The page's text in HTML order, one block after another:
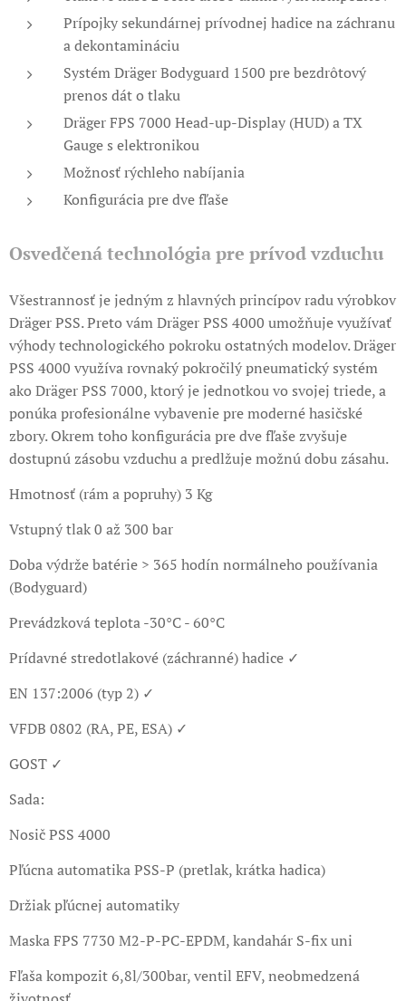
Prípojky sekundárnej prívodnej hadice na záchranu
a dekontamináciu
Systém Dräger Bodyguard 1500 pre bezdrôtový
prenos dát o tlaku
Dräger FPS 7000 Head-up-Display (HUD) a TX
Gauge s elektronikou
Možnosť rýchleho nabíjania
Konfigurácia pre dve fľaše
Osvedčená technológia pre prívod vzduchu
​Všestrannosť je jedným z hlavných princípov radu výrobkov
Dräger PSS. Preto vám Dräger PSS 4000 umožňuje využívať
výhody technologického pokroku ostatných modelov. Dräger
PSS 4000 využíva rovnaký pokročilý pneumatický systém
ako Dräger PSS 7000, ktorý je jednotkou vo svojej triede, a
ponúka profesionálne vybavenie pre moderné hasičské
zbory. Okrem toho konfigurácia pre dve fľaše zvyšuje
dostupnú zásobu vzduchu a predlžuje možnú dobu zásahu.
Hmotnosť (rám a popruhy) 3 Kg
Vstupný tlak 0 až 300 bar
Doba výdrže batérie > 365 hodín normálneho používania
(Bodyguard)
Prevádzková teplota -30°C - 60°C
Prídavné stredotlakové (záchranné) hadice ✓
EN 137:2006 (typ 2) ✓
VFDB 0802 (RA, PE, ESA) ✓
GOST ✓
Sada:
Nosič PSS 4000
Pľúcna automatika PSS-P (pretlak, krátka hadica)
Držiak pľúcnej automatiky
Maska FPS 7730 M2-P-PC-EPDM, kandahár S-fix uni
Fľaša kompozit 6,8l/300bar, ventil EFV, neobmedzená